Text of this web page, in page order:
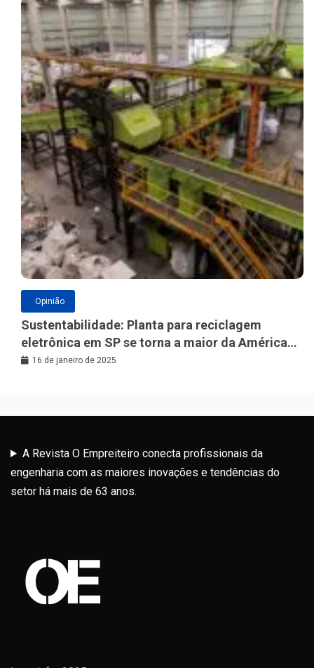
Opinião
Sustentabilidade: Planta para reciclagem
eletrônica em SP se torna a maior da América
Latina
16 de janeiro de 2025
A Revista O Empreiteiro conecta profissionais da
engenharia com as maiores inovações e tendências do
setor há mais de 63 anos.